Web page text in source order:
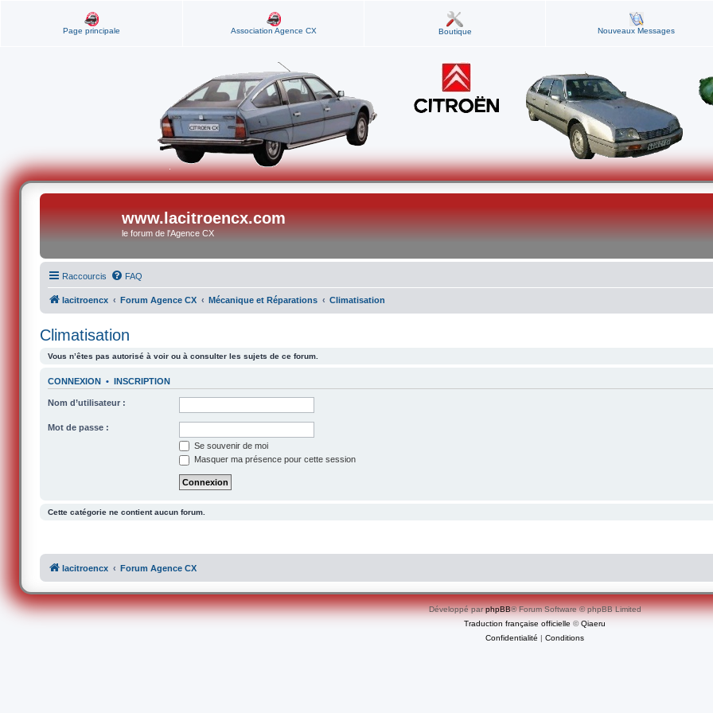
Page principale Association Agence CX Boutique Nouveaux Messages
www.lacitroencx.com
le forum de l'Agence CX
Raccourcis FAQ
lacitroencx Forum Agence CX Mécanique et Réparations Climatisation
Climatisation
Vous n’êtes pas autorisé à voir ou à consulter les sujets de ce forum.
CONNEXION • INSCRIPTION
Nom d’utilisateur :
Mot de passe :
Se souvenir de moi
Masquer ma présence pour cette session
Cette catégorie ne contient aucun forum.
lacitroencx Forum Agence CX
Développé parphpBB® Forum Software © phpBB Limited
Traduction française officielle ©Qiaeru
Confidentialité | Conditions